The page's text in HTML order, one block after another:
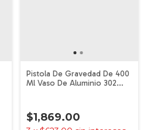
Pistola De Gravedad De 400
Ml Vaso De Aluminio 302
$1,869.00